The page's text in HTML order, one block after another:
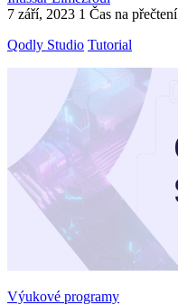
7 září, 2023 1 Čas na přečtení
Qodly Studio Tutorial
Výukové programy